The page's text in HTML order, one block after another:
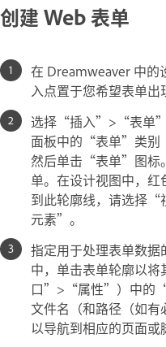
创建 Web 表单
在 Dreamweaver 中的
入点置于您希望表单出
选择“插入”>“表单
面板中的“表单”类别
然后单击“表单”图标
单。在设计视图中，
到此轮廓线，请选择
元素”。
指定用于处理表单数
中，单击表单轮廓以
口”>“属性”）中的“
文件名（和路径（如
以导航到相应的页面或